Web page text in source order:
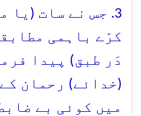
3. جس نے سات (یا
کرّے باہمی
دَر طبق) پیدا
(خدائے) رحمان
میں کوئی بے